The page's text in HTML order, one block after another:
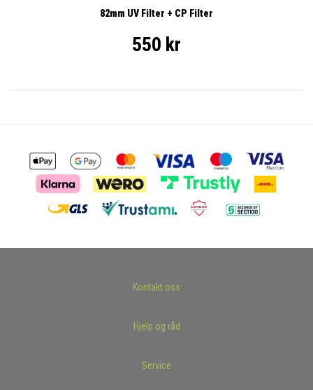
82mm UV Filter + CP Filter
550 kr
Kontakt oss
Hjelp og råd
Service